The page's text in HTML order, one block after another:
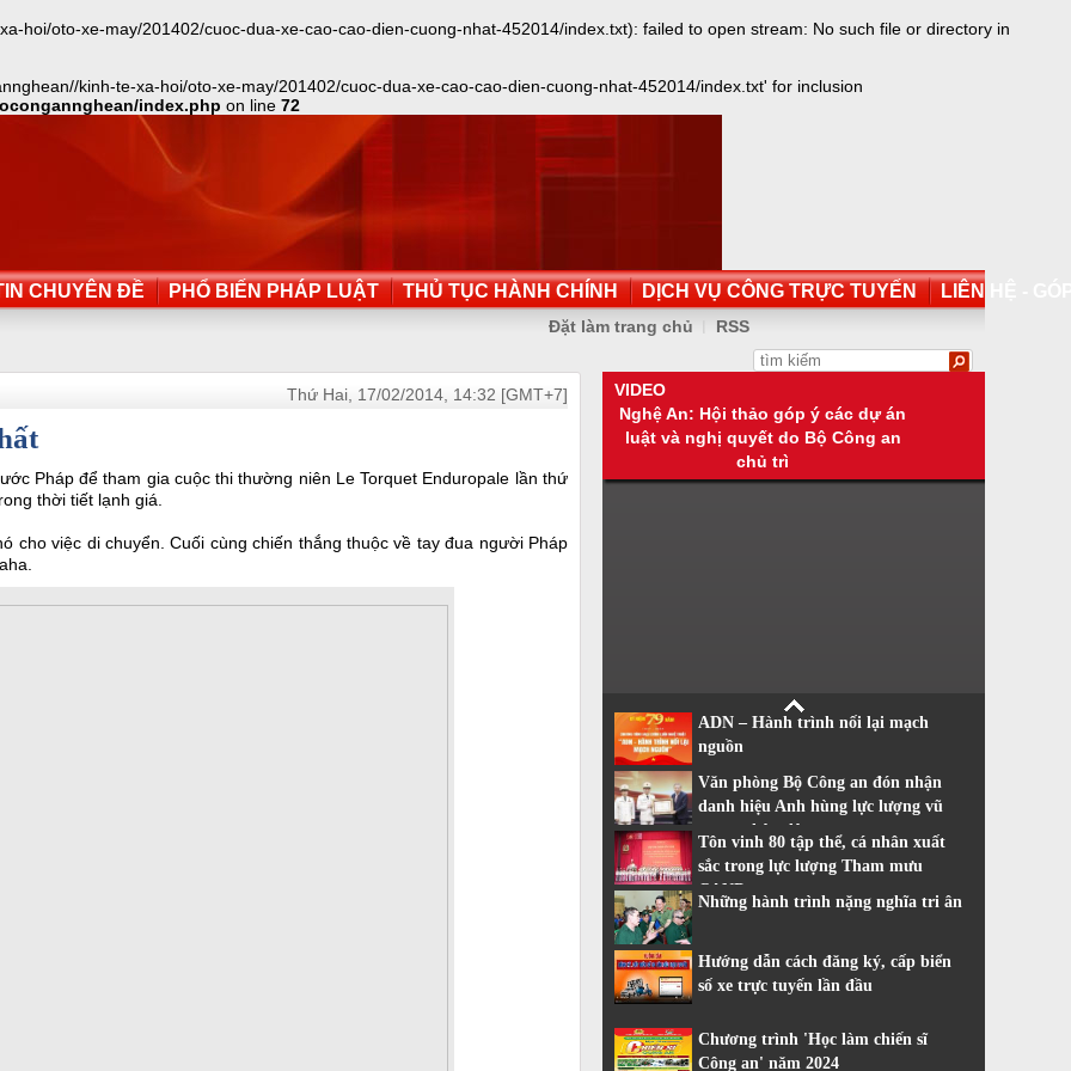
hoi/oto-xe-may/201402/cuoc-dua-xe-cao-cao-dien-cuong-nhat-452014/index.txt): failed to open stream: No such file or directory in
kinh-te-xa-hoi/oto-xe-may/201402/cuoc-dua-xe-cao-cao-dien-cuong-nhat-452014/index.txt' for inclusion
index.php on line 72
CHUYÊN ĐỀ PHỔ BIẾN PHÁP LUẬT THỦ TỤC HÀNH CHÍNH DỊCH VỤ CÔNG TRỰC TUYẾN LIÊN HỆ -
Đặt làm trang chủ RSS
Thứ Hai, 17/02/2014, 14:32 [GMT+7]
Pháp để tham gia cuộc thi thường niên Le Torquet Enduropale lần thứ
thời tiết lạnh giá.
cho việc di chuyển. Cuối cùng chiến thắng thuộc về tay đua người Pháp
VIDEO
Nghệ An: Hội thảo góp ý các dự án
luật và nghị quyết do Bộ Công an
chủ trì
ADN – Hành trình nối lại mạch
nguồn
Văn phòng Bộ Công an đón nhận
danh hiệu Anh hùng lực lượng vũ
trang nhân dân
Tôn vinh 80 tập thể, cá nhân xuất
sắc trong lực lượng Tham mưu
CAND
Những hành trình nặng nghĩa tri ân
Hướng dẫn cách đăng ký, cấp biển
số xe trực tuyến lần đầu
Chương trình 'Học làm chiến sĩ
Công an' năm 2024